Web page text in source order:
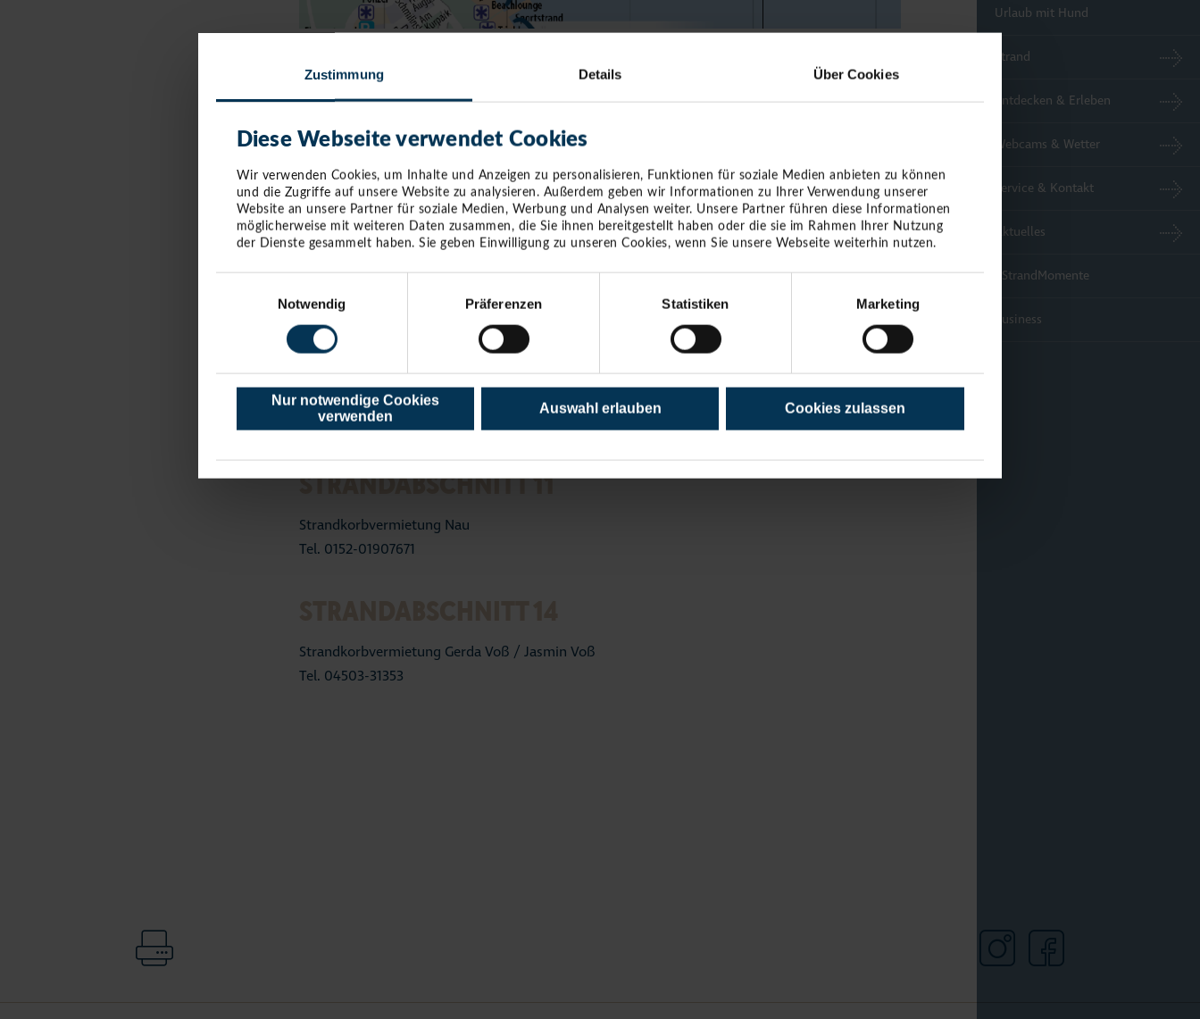
Zustimmung Details Über Cookies
Diese Webseite verwendet Cookies
Wir verwenden Cookies, um Inhalte und Anzeigen zu personalisieren, Funktionen für soziale Medien anbieten zu können
und die Zugriffe auf unsere Website zu analysieren. Außerdem geben wir Informationen zu Ihrer Verwendung unserer
Website an unsere Partner für soziale Medien, Werbung und Analysen weiter. Unsere Partner führen diese Informationen
möglicherweise mit weiteren Daten zusammen, die Sie ihnen bereitgestellt haben oder die sie im Rahmen Ihrer Nutzung
der Dienste gesammelt haben. Sie geben Einwilligung zu unseren Cookies, wenn Sie unsere Webseite weiterhin nutzen.
Notwendig
Präferenzen Statistiken Marketing
Nur notwendige Cookies
verwenden
Auswahl erlauben Cookies zulassen
Urlaub mit Hund
Strand
Entdecken & Erleben
Webcams & Wetter
Service & Kontakt
Aktuelles
#StrandMomente
Business
STRANDABSCHNITT 7
Strandkorbvermietung Thomas Voß
Tel. 0171-4241115
STRANDABSCHNITT 9
Strandkorbvermietung Dittmann
Tel. 04503-5372
STRANDABSCHNITT 10
Strandkorbvermietung Lähn
Tel. 04503-87513
STRANDABSCHNITT 11
Strandkorbvermietung Nau
Tel. 0152-01907671
Strandkorbvermietung Gerda Voß / Jasmin Voß
Tel. 04503-31353